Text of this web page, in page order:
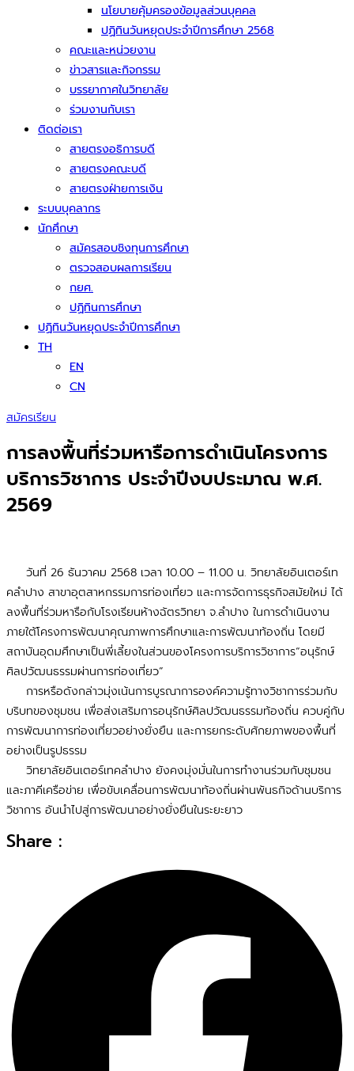
นโยบายคุ้มครองข้อมูลส่วนบุคคล
ปฏิทินวันหยุดประจำปีการศึกษา 2568
คณะและหน่วยงาน
ข่าวสารและกิจกรรม
บรรยากาศในวิทยาลัย
ร่วมงานกับเรา
ติดต่อเรา
สายตรงอธิการบดี
สายตรงคณะบดี
สายตรงฝ่ายการเงิน
ระบบบุคลากร
นักศึกษา
สมัครสอบชิงทุนการศึกษา
ตรวจสอบผลการเรียน
กยศ.
ปฏิทินการศึกษา
ปฏิทินวันหยุดประจำปีการศึกษา
TH
EN
CN
สมัครเรียน
การลงพื้นที่ร่วมหารือการดำเนินโครงการ
บริการวิชาการ ประจำปีงบประมาณ พ.ศ.
2569
วันที่ 26 ธันวาคม 2568 เวลา 10.00 – 11.00 น. วิทยาลัยอินเตอร์เท
คลำปาง สาขาอุตสาหกรรมการท่องเที่ยว และการจัดการธุรกิจสมัยใหม่ ได้
ลงพื้นที่ร่วมหารือกับโรงเรียนห้างฉัตรวิทยา จ.ลำปาง ในการดำเนินงาน
ภายใต้โครงการพัฒนาคุณภาพการศึกษาและการพัฒนาท้องถิ่น โดยมี
สถาบันอุดมศึกษาเป็นพี่เลี้ยงในส่วนของโครงการบริการวิชาการ“อนุรักษ์
ศิลปวัฒนธรรมผ่านการท่องเที่ยว”
การหรือดังกล่าวมุ่งเน้นการบูรณาการองค์ความรู้ทางวิชาการร่วมกับ
บริบทของชุมชน เพื่อส่งเสริมการอนุรักษ์ศิลปวัฒนธรรมท้องถิ่น ควบคู่กับ
การพัฒนาการท่องเที่ยวอย่างยั่งยืน และการยกระดับศักยภาพของพื้นที่
อย่างเป็นรูปธรรม
วิทยาลัยอินเตอร์เทคลำปาง ยังคงมุ่งมั่นในการทำงานร่วมกับชุมชน
และภาคีเครือข่าย เพื่อขับเคลื่อนการพัฒนาท้องถิ่นผ่านพันธกิจด้านบริการ
วิชาการ อันนำไปสู่การพัฒนาอย่างยั่งยืนในระยะยาว
Share :